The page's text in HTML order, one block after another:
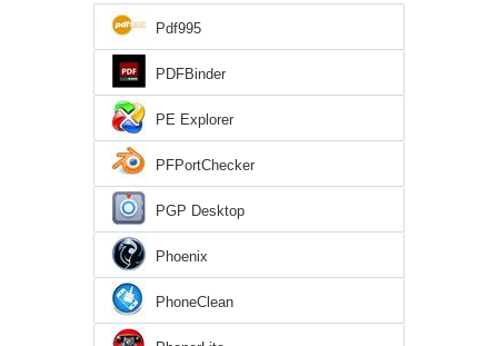
Pdf995
PDFBinder
PE Explorer
PFPortChecker
PGP Desktop
Phoenix
PhoneClean